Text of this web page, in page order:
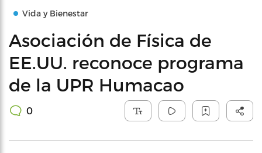
Vida y Bienestar
Asociación de Física de
EE.UU. reconoce programa
de la UPR Humacao
0